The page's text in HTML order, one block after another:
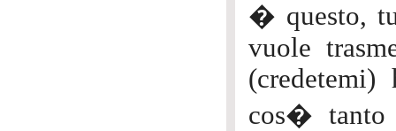
� questo,
vuole
cos�